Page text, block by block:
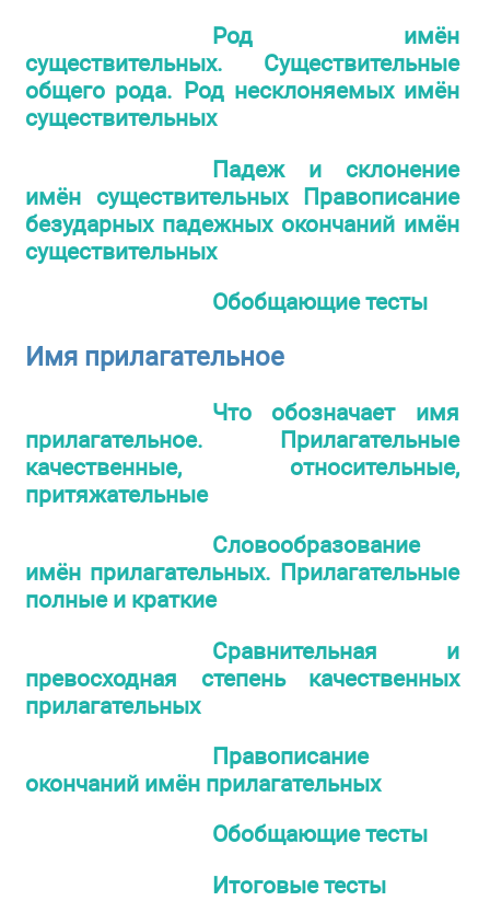
Род имён
существительных. Существительные
общего рода. Род несклоняемых имён
существительных
Падеж и склонение
имён существительных Правописание
безударных падежных окончаний имён
существительных
Обобщающие тесты
Имя прилагательное
Что обозначает имя
прилагательное. Прилагательные
качественные, относительные,
притяжательные
Словообразование
имён прилагательных. Прилагательные
полные и краткие
Сравнительная и
превосходная степень качественных
прилагательных
Правописание
окончаний имён прилагательных
Обобщающие тесты
Итоговые тесты